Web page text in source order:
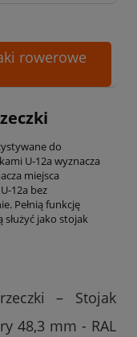
rowerowe
do
U-12a wyznacza
miejsca
12a bez
Pełnią funkcję
jako stojak
– Stojak
48,3 mm - RAL